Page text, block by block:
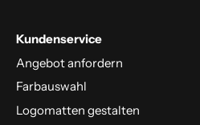
Kundenservice
Angebot anfordern
Farbauswahl
Logomatten gestalten